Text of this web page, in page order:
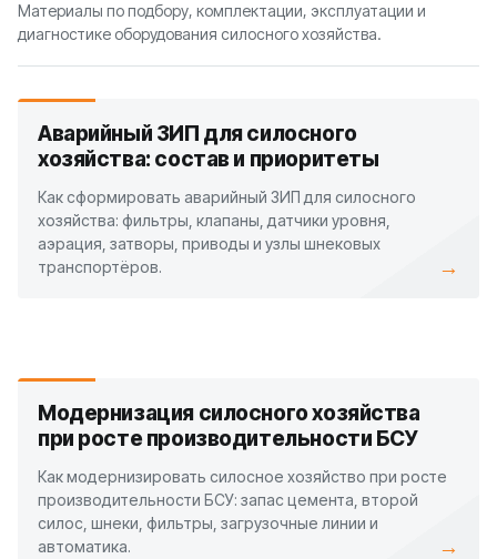
Материалы по подбору, комплектации, эксплуатации и
диагностике оборудования силосного хозяйства.
Аварийный ЗИП для силосного
хозяйства: состав и приоритеты
Как сформировать аварийный ЗИП для силосного
хозяйства: фильтры, клапаны, датчики уровня,
аэрация, затворы, приводы и узлы шнековых
транспортёров.
→
Модернизация силосного хозяйства
при росте производительности БСУ
Как модернизировать силосное хозяйство при росте
производительности БСУ: запас цемента, второй
силос, шнеки, фильтры, загрузочные линии и
автоматика.
→